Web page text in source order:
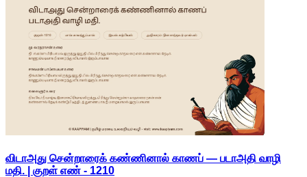
விடாஅது சென்றாரைக் கண்ணினால் காணப் — படாஅதி வாழி
மதி. | குறள் எண் - 1210